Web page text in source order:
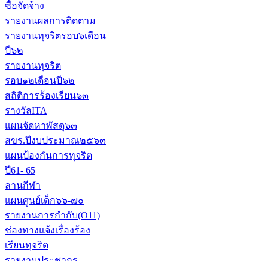
ซื้อจัดจ้าง
รายงานผลการติดตาม
รายงานทุจริตรอบ๖เดือน
ปี๖๒
รายงานทุจริต
รอบ๑๒เดือนปี๖๒
สถิติการร้องเรียน๖๓
รางวัลITA
แผนจัดหาพัสดุ๖๓
สขร.ปีงบประมาณ๒๕๖๓
แผนป้องกันการทุจริต
ปี61- 65
ลานกีฬา
แผนศูนย์เด็ก๖๖-๗๐
รายงานการกำกับ(O11)
ช่องทางแจ้งเรื่องร้อง
เรียนทุจริต